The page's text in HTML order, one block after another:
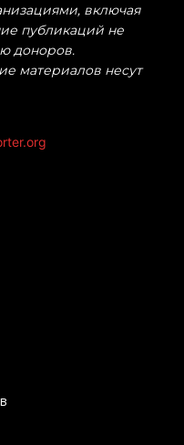
включая
публикаций не
доноров.
материалов несут